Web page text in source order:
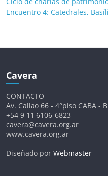
Encuentro 4: Catedrales,
Cavera
CONTACTO
Av. Callao 66 - 4°piso CABA -
+54 9 11 6106-6823
cavera@cavera.org.ar
www.cavera.org.ar
Diseñado porWebmaster